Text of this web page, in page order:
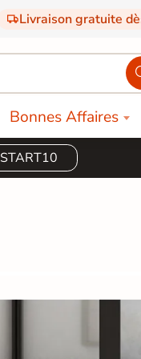
Livraison gratuite
Bonnes Affaires
START10